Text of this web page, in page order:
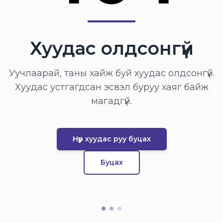
Хуудас олдсонгүй
Уучлаарай, таны хайж буй хуудас олдсонгүй.
Хуудас устгагдсан эсвэл буруу хаяг байж
магадгүй.
Нүүр хуудас руу буцах
Буцах